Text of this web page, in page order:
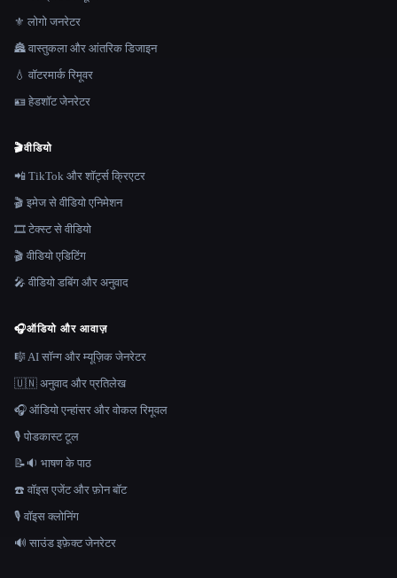
⚜️ लोगो जनरेटर
🏯 वास्तुकला और आंतरिक डिजाइन
💧 वॉटरमार्क रिमूवर
🪪 हेडशॉट जेनरेटर
🎬वीडियो
📲 TikTok और शॉर्ट्स क्रिएटर
🎬 इमेज से वीडियो एनिमेशन
🎞️ टेक्स्ट से वीडियो
🎬 वीडियो एडिटिंग
🎤 वीडियो डबिंग और अनुवाद
🎧ऑडियो और आवाज़
🎼 AI सॉन्ग और म्यूज़िक जेनरेटर
🇺🇳 अनुवाद और प्रतिलेख
🎧 ऑडियो एन्हांसर और वोकल रिमूवल
🎙️ पोडकास्ट टूल
📝🔉 भाषण के पाठ
☎️ वॉइस एजेंट और फ़ोन बॉट
🎙️ वॉइस क्लोनिंग
🔊 साउंड इफ़ेक्ट जेनरेटर